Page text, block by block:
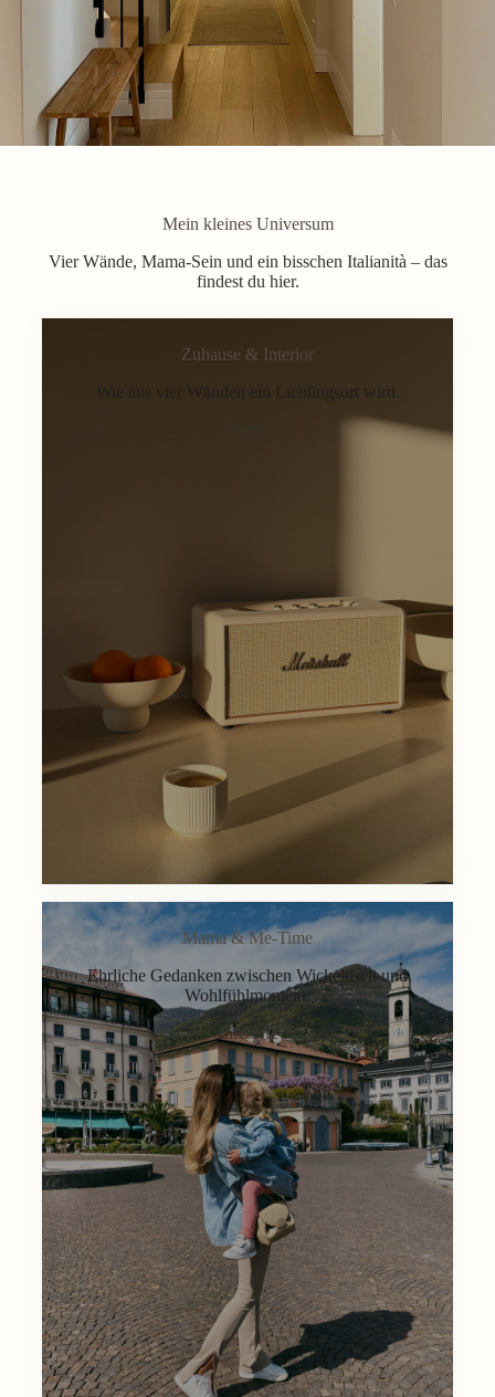
Mein kleines Universum
Vier Wände, Mama-Sein und ein bisschen Italianità – das
findest du hier.
Zuhause & Interior
Wie aus vier Wänden ein Lieblingsort wird.
Mama & Me-Time
Ehrliche Gedanken zwischen Wickeltisch und
Wohlfühlmoment.
Lifestyle